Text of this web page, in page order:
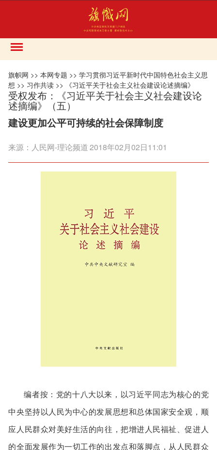
旗帜网 >>本网专题 >>学习贯彻习近平新时代中国特色社会主义思
想 >> 习作共读 >> 《习近平关于社会主义社会建设论述摘编》
受权发布：《习近平关于社会主义社会建设论
述摘编》（五）
建设更加公平可持续的社会保障制度
来源： 人民网-理论频道2018年02月02日11:01
编者按：党的十八大以来，以习近平同志为核心的党
中央坚持以人民为中心的发展思想和总体国家安全观，顺
应人民群众对美好生活的向往，把增进人民福祉、促进人
的全面发展作为一切工作的出发点和落脚点，从人民群众